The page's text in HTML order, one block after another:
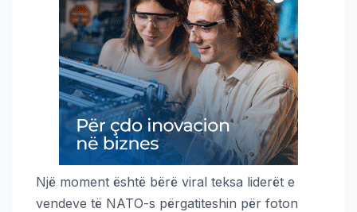
Një moment është bërë viral teksa liderët e
vendeve të NATO-s përgatiteshin për foton